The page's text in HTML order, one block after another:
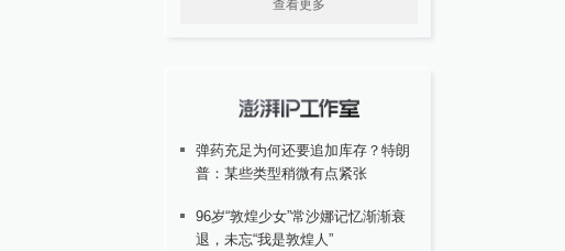
查看更多
弹药充足为何还要追加库存？特朗
普：某些类型稍微有点紧张
96岁“敦煌少女”常沙娜记忆渐渐衰
退，未忘“我是敦煌人”